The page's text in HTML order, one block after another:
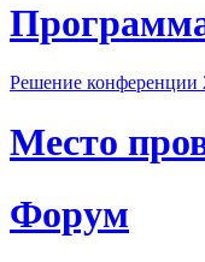
Решение конференции
Место
Форум